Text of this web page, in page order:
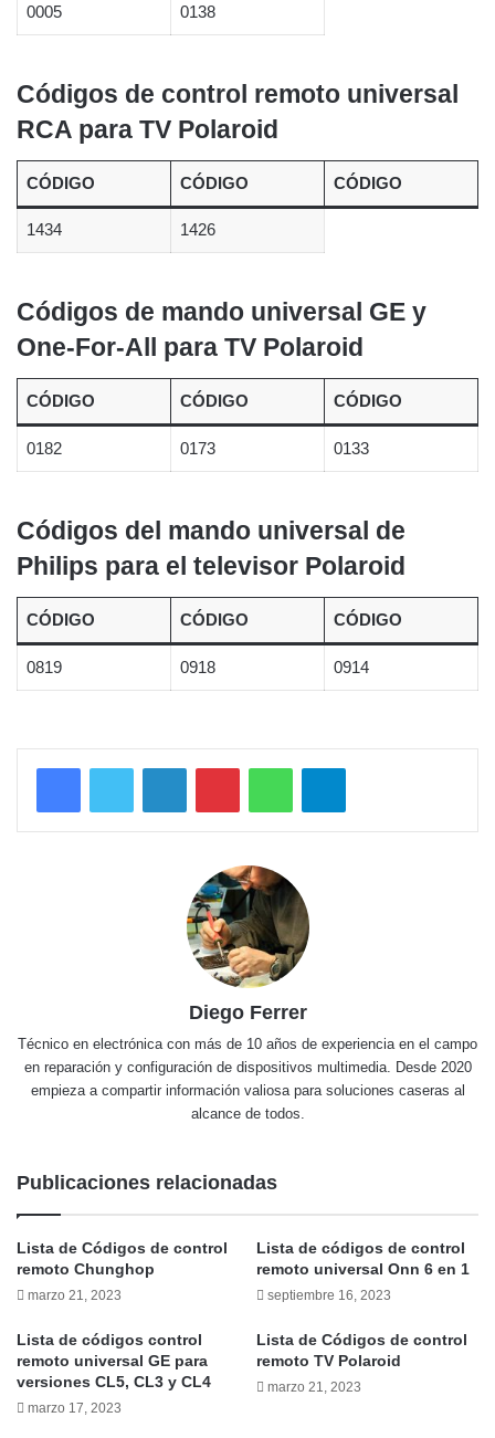
0005 0138
Códigos de control remoto universal
RCA para TV Polaroid
CÓDIGO CÓDIGO CÓDIGO
1434 1426
Códigos de mando universal GE y
One-For-All para TV Polaroid
CÓDIGO CÓDIGO CÓDIGO
0182 0173 0133
Códigos del mando universal de
Philips para el televisor Polaroid
CÓDIGO CÓDIGO CÓDIGO
0819 0918 0914
LinkedInPinterestWhatsAppTelegram
Diego Ferrer
Técnico en electrónica con más de 10 años de experiencia en el campo
en reparación y configuración de dispositivos multimedia. Desde 2020
empieza a compartir información valiosa para soluciones caseras al
alcance de todos.
Publicaciones relacionadas
Lista de Códigos de control
remoto Chunghop
marzo 21, 2023
Lista de códigos de control
remoto universal Onn 6 en 1
septiembre 16, 2023
Lista de códigos control
remoto universal GE para
versiones CL5, CL3 y CL4
marzo 17, 2023
Lista de Códigos de control
remoto TV Polaroid
marzo 21, 2023